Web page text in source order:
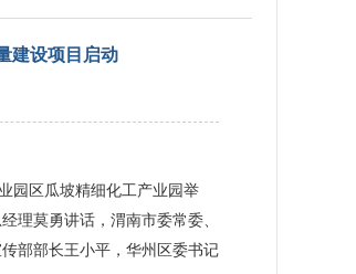
建设项目启动
园区瓜坡精细化工产业园举
理莫勇讲话，渭南市委常委、
部部长王小平，华州区委书记